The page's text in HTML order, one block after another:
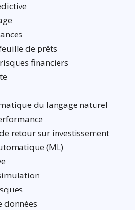
de prêts
financiers
du langage naturel
retour sur investissement
(ML)
données